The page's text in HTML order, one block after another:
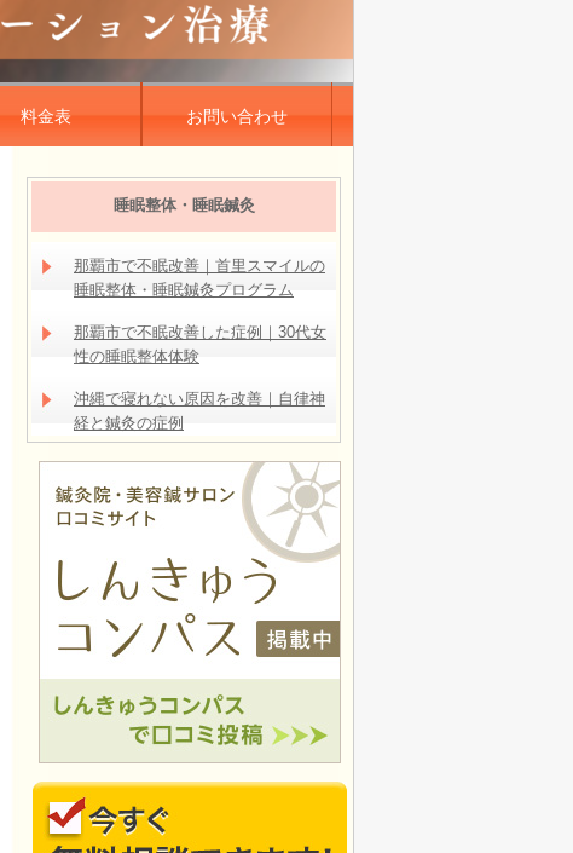
料金表 お問い合わせ
睡眠整体・睡眠鍼灸
那覇市で不眠改善｜首里スマイルの
睡眠整体・睡眠鍼灸プログラム
那覇市で不眠改善した症例｜30代女
性の睡眠整体体験
沖縄で寝れない原因を改善｜自律神
経と鍼灸の症例